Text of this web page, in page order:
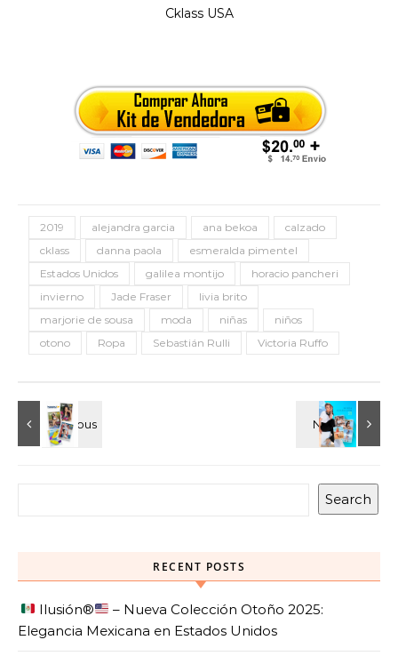
Cklass USA
2019 alejandra garcia ana bekoa
calzado
cklass
danna paola
esmeralda pimentel
Estados Unidos
galilea montijo
horacio pancheri
invierno
Jade Fraser
livia brito
marjorie de sousa
moda niñas
niños
otono
Ropa Sebastián Rulli Victoria Ruffo
Search
RECENT POSTS
Ilusión®️
– Nueva Colección Otoño 2025:
Elegancia Mexicana en Estados Unidos